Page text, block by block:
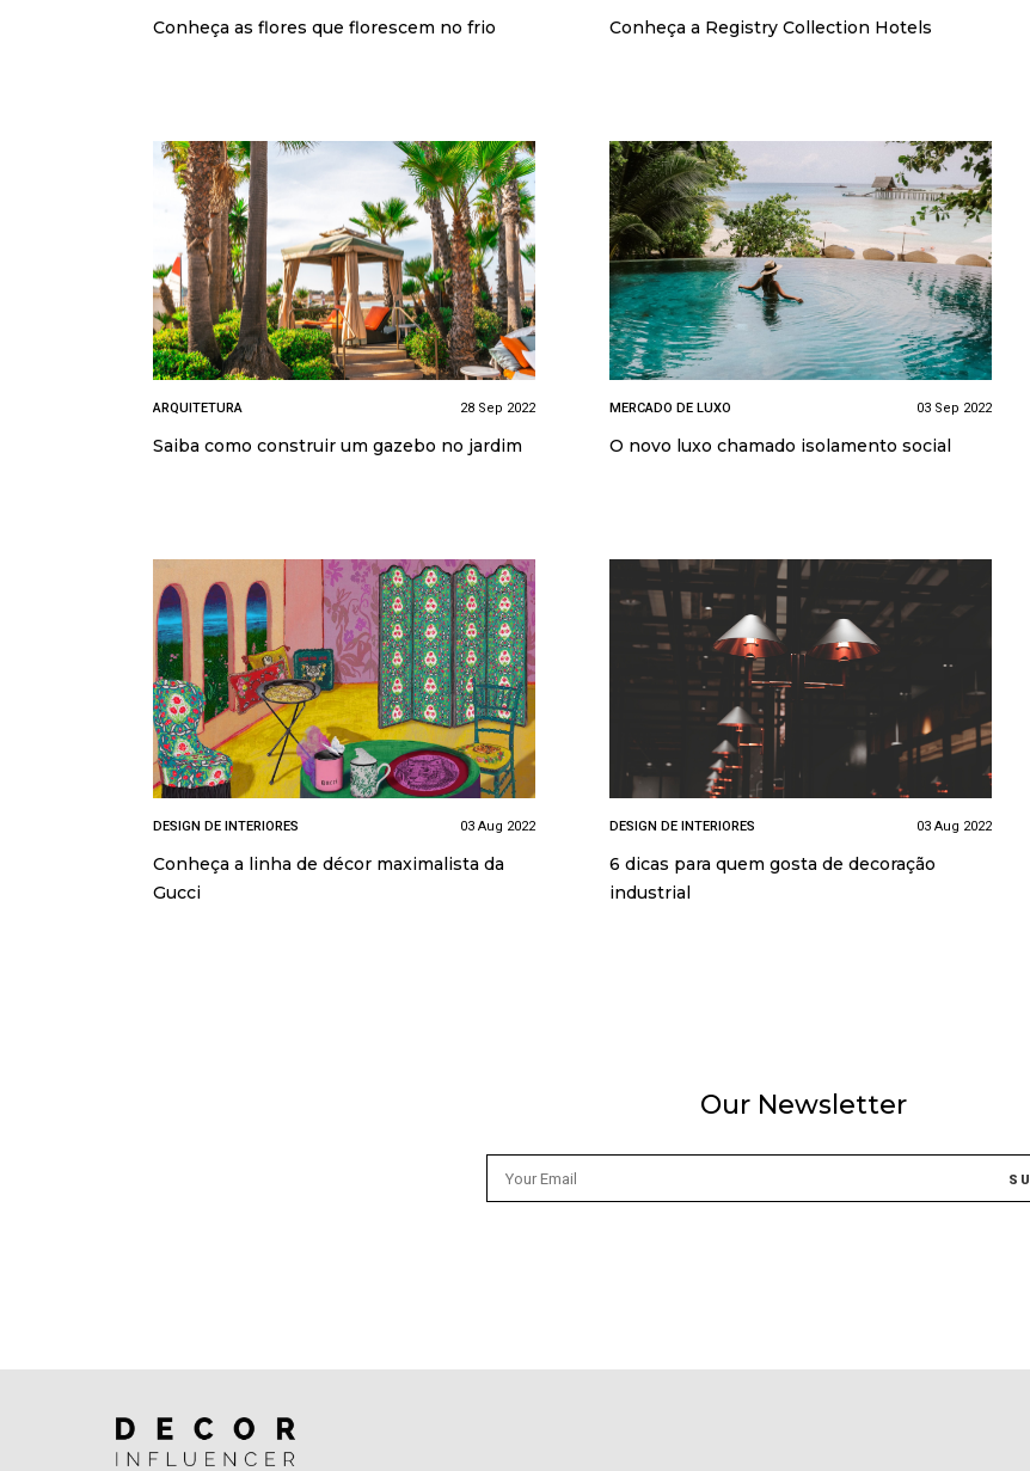
Conheça as flores que florescem no frio Conheça a Registry Collection Hotels
ARQUITETURA 28 Sep 2022
Saiba como construir um gazebo no jardim
MERCADO DE LUXO 03 Sep 2022
O novo luxo chamado isolamento social
DESIGN DE INTERIORES 03 Aug 2022
Conheça a linha de décor maximalista da
Gucci
DESIGN DE INTERIORES 03 Aug 2022
6 dicas para quem gosta de decoração
industrial
Our Newsletter